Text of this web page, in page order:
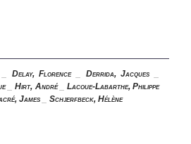
Delay, Florence_ Derrida, Jacques
_Hirt, André_ Lacoue-Labarthe, Philippe
James_ Schjerfbeck, Hélène